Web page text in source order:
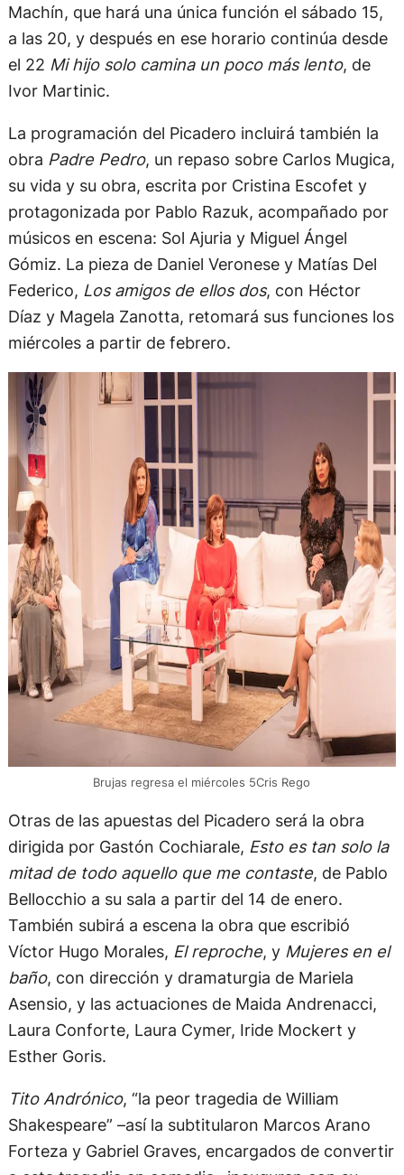
Machín, que hará una única función el sábado 15,
a las 20, y después en ese horario continúa desde
el 22 Mi hijo solo camina un poco más lento, de
Ivor Martinic.
La programación del Picadero incluirá también la
obra Padre Pedro, un repaso sobre Carlos Mugica,
su vida y su obra, escrita por Cristina Escofet y
protagonizada por Pablo Razuk, acompañado por
músicos en escena: Sol Ajuria y Miguel Ángel
Gómiz. La pieza de Daniel Veronese y Matías Del
Federico, Los amigos de ellos dos, con Héctor
Díaz y Magela Zanotta, retomará sus funciones los
miércoles a partir de febrero.
Brujas regresa el miércoles 5Cris Rego
Otras de las apuestas del Picadero será la obra
dirigida por Gastón Cochiarale, Esto es tan solo la
mitad de todo aquello que me contaste, de Pablo
Bellocchio a su sala a partir del 14 de enero.
También subirá a escena la obra que escribió
Víctor Hugo Morales, El reproche, y Mujeres en el
baño, con dirección y dramaturgia de Mariela
Asensio, y las actuaciones de Maida Andrenacci,
Laura Conforte, Laura Cymer, Iride Mockert y
Esther Goris.
Tito Andrónico, “la peor tragedia de William
Shakespeare” –así la subtitularon Marcos Arano
Forteza y Gabriel Graves, encargados de convertir